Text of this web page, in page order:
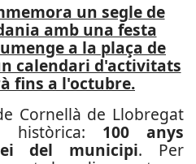
un segle de
amb una festa
a la plaça de
calendari d'activitats
fins a l'octubre.
Cornellà de Llobregat
100 anys
del municipi. Per